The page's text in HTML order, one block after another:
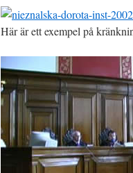
Här är ett exempel på